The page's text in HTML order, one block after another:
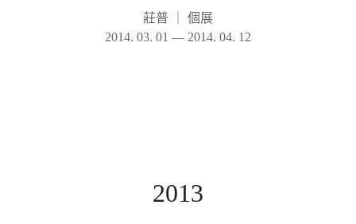
莊普
個展
2014. 03. 01 — 2014. 04. 12
2013